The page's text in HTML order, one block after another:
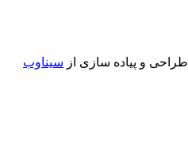
طراحی و پیاده سازی از سیناوب